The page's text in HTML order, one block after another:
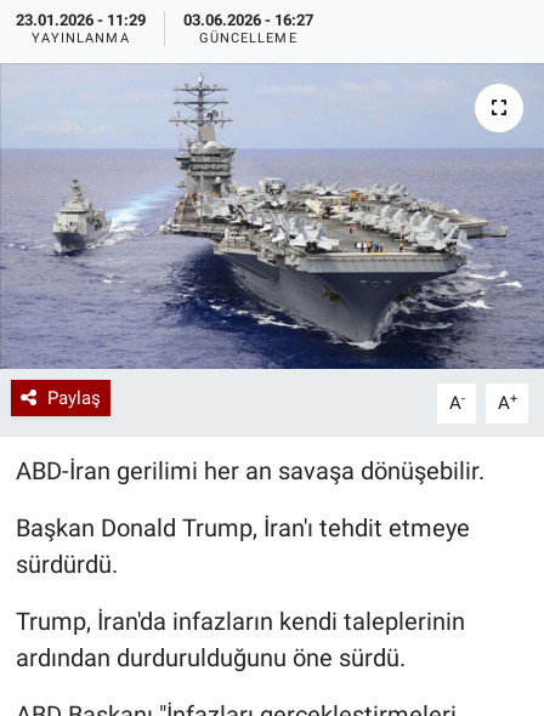
23.01.2026 - 11:29
YAYINLANMA
03.06.2026 - 16:27
GÜNCELLEME
Paylaş A- A+
ABD-İran gerilimi her an savaşa dönüşebilir.
Başkan Donald Trump, İran'ı tehdit etmeye
sürdürdü.
Trump, İran'da infazların kendi taleplerinin
ardından durdurulduğunu öne sürdü.
Yazarlar
Medya
Özel Haberler
Kadın
Erişim Bilgileri
Sağlık
Teknoloji
Ramazan